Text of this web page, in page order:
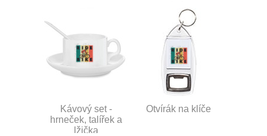
Kávový set -
hrneček, talířek a
lžička
Otvírák na klíče